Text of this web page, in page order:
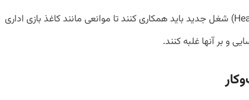
به علاوه CEO و رئیس (Head) شغل جدید باید همکاری کنند تا موانعی مانند کاغذ بازی اداری
و بر آنها غلبه کنند.